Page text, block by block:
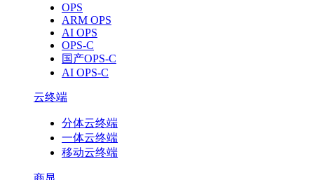
OPS
ARM OPS
AI OPS
OPS-C
国产OPS-C
AI OPS-C
云终端
分体云终端
一体云终端
移动云终端